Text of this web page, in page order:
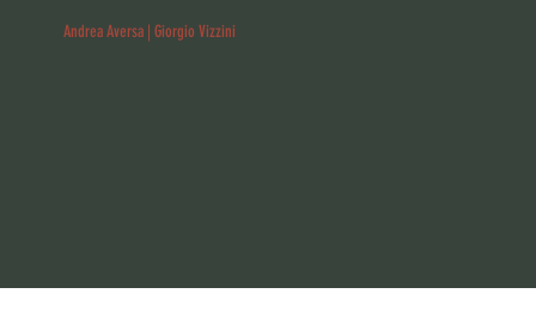
Andrea Aversa | Giorgio Vizzini